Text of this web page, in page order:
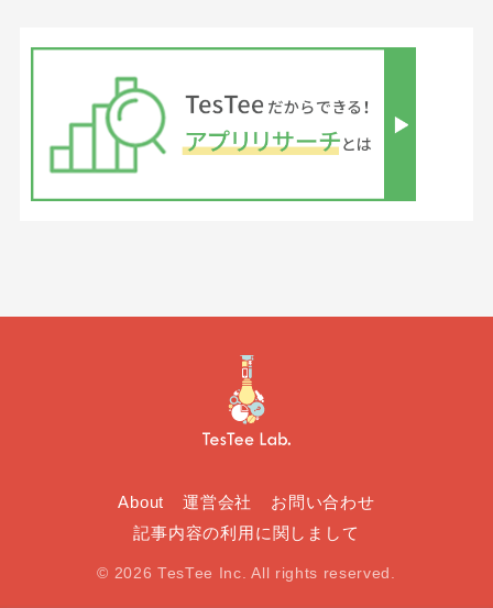
About 運営会社
お問い合わせ
記事内容の利用に関しまして
© 2026 TesTee Inc. All rights reserved.